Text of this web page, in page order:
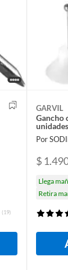
(19)
GARVIL
Gancho
unidades
Por
$
Llega
Retira